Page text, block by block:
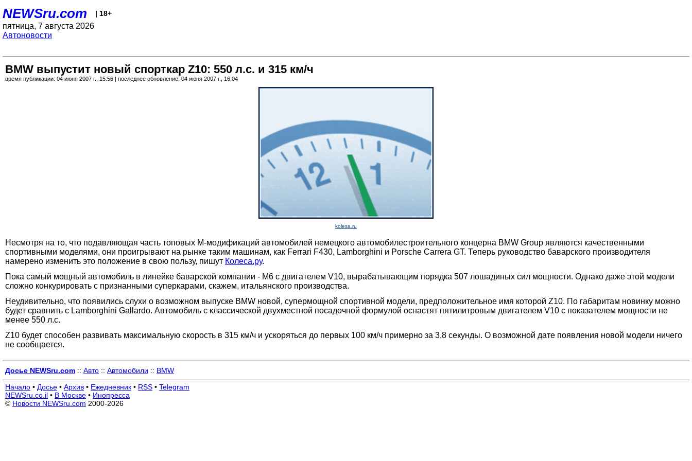
NEWSru.com | 18+
пятница, 7 августа 2026
Автоновости
BMW выпустит новый спорткар Z10: 550 л.с. и 315 км/ч
время публикации: 04 июня 2007 г., 15:56 | последнее обновление: 04 июня 2007 г., 16:04
kolesa.ru
Несмотря на то, что подавляющая часть топовых M-модификаций автомобилей немецкого автомобилестроительного концерна BMW Group являются качественными
спортивными моделями, они проигрывают на рынке таким машинам, как Ferrari F430, Lamborghini и Porsche Carrera GT. Теперь руководство баварского производителя
намерено изменить это положение в свою пользу, пишут Колеса.ру.
Пока самый мощный автомобиль в линейке баварской компании - M6 с двигателем V10, вырабатывающим порядка 507 лошадиных сил мощности. Однако даже этой модели
сложно конкурировать с признанными суперкарами, скажем, итальянского производства.
Неудивительно, что появились слухи о возможном выпуске BMW новой, супермощной спортивной модели, предположительное имя которой Z10. По габаритам новинку можно
будет сравнить с Lamborghini Gallardo. Автомобиль с классической двухместной посадочной формулой оснастят пятилитровым двигателем V10 с показателем мощности не
менее 550 л.с.
Z10 будет способен развивать максимальную скорость в 315 км/ч и ускоряться до первых 100 км/ч примерно за 3,8 секунды. О возможной дате появления новой модели ничего
не сообщается.
Досье NEWSru.com :: Авто :: Автомобили :: BMW
Начало • Досье • Архив • Ежедневник • RSS • Telegram
NEWSru.co.il • В Москве • Инопресса
© Новости NEWSru.com 2000-2026